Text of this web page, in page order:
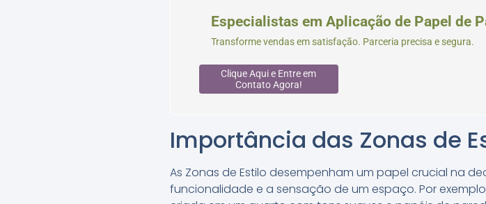
Especialistas em Aplicação de Papel de
Transforme vendas em satisfação. Parceria precisa e segura.
Clique Aqui e Entre em
Contato Agora!
Importância das Zonas de
As Zonas de Estilo desempenham um papel crucial na
funcionalidade e a sensação de um espaço. Por